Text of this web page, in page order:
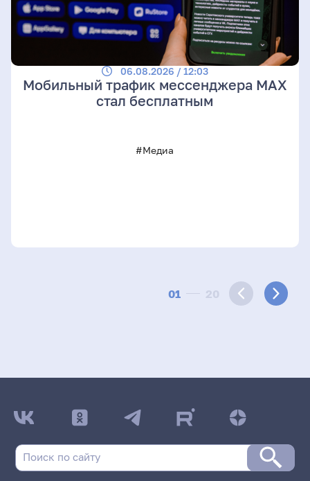
01 20
06.08.2026 / 12:03
Мобильный трафик мессенджера MAX
стал бесплатным
#Медиа